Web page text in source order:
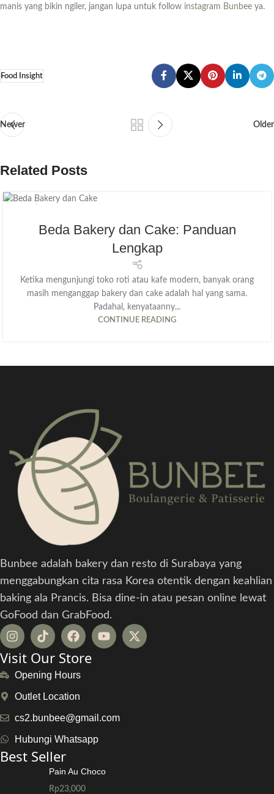
manis yang bikin ngiler, jangan lupa untuk follow instagram Bunbee ya.
Food Insight
Newer Older
Related Posts
Beda Bakery dan Cake: Panduan
Lengkap
Ketika mengunjungi toko roti atau kafe modern, banyak orang
masih menganggap bakery dan cake adalah hal yang sama.
Padahal, kenyataanny...
CONTINUE READING
Bunbee adalah bakery dan resto di Surabaya yang
menggabungkan cita rasa Korea otentik dengan keahlian
baking ala Prancis. Bisa dine-in atau pesan online lewat
GoFood dan GrabFood.
Visit Our Store
Opening Hours
Outlet Location
cs2.bunbee@gmail.com
Hubungi Whatsapp
Best Seller
Pain Au Choco
Rp23,000